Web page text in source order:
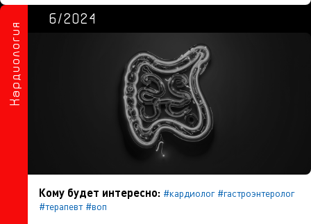
Кардиология
6/2024
Кому будет интересно: #кардиолог #гастроэнтеролог
#терапевт #воп